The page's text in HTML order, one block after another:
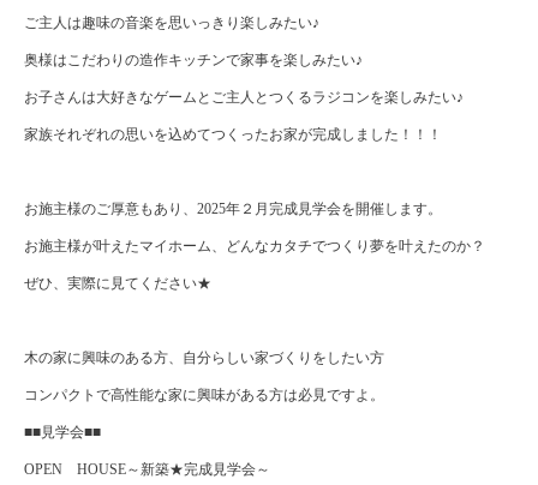
ご主人は趣味の音楽を思いっきり楽しみたい♪
奥様はこだわりの造作キッチンで家事を楽しみたい♪
お子さんは大好きなゲームとご主人とつくるラジコンを楽しみたい♪
家族それぞれの思いを込めてつくったお家が完成しました！！！
お施主様のご厚意もあり、2025年２月完成見学会を開催します。
お施主様が叶えたマイホーム、どんなカタチでつくり夢を叶えたのか？
ぜひ、実際に見てください★
木の家に興味のある方、自分らしい家づくりをしたい方
コンパクトで高性能な家に興味がある方は必見ですよ。
■■見学会■■
OPEN HOUSE～新築★完成見学会～